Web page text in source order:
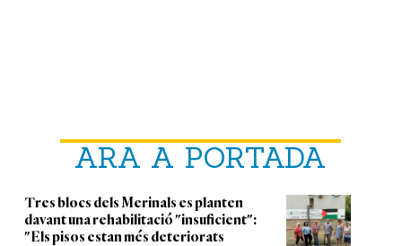
ARA A PORTADA
Tres blocs dels Merinals es planten
davant una rehabilitació "insuficient":
"Els pisos estan més deteriorats